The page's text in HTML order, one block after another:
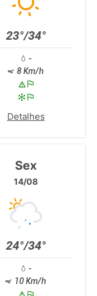
23°/34°
-
8 Km/h
Detalhes
Sex
14/08
24°/34°
-
10 Km/h